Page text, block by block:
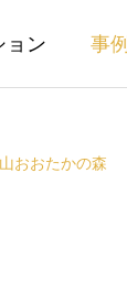
ョン 事例
おおたかの森